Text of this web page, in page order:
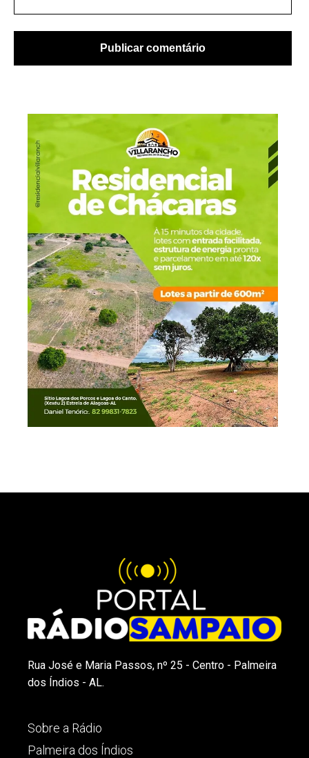
Rua José e Maria Passos, nº 25 - Centro - Palmeira
dos Índios - AL.
Sobre a Rádio
Palmeira dos Índios